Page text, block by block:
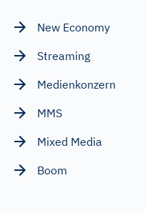
New Economy
Streaming
Medienkonzern
MMS
Mixed Media
Boom